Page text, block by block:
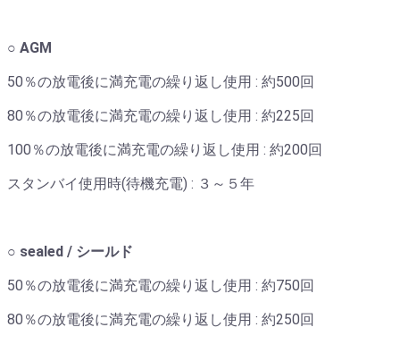
○ AGM
50％の放電後に満充電の繰り返し使用 : 約500回
80％の放電後に満充電の繰り返し使用 : 約225回
100％の放電後に満充電の繰り返し使用 : 約200回
スタンバイ使用時(待機充電) : ３～５年
○ sealed / シールド
50％の放電後に満充電の繰り返し使用 : 約750回
80％の放電後に満充電の繰り返し使用 : 約250回